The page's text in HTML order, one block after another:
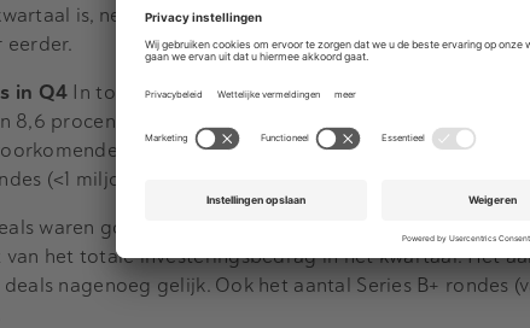
is, net als in het tweede en derde kwartaal,
eerder.
in Q4 In totaal werden er 88 deals geteld in Q4 2025:
8,6 procent meer dan in Q3 2025 (81 deals). Seed-
rondes met 24 deals, gevolgd door pre-
(<1 miljoen euro) steeg het meest, van 13 in Q3 naar
waren goed voor 38,1 procent van het aantal deals,
het totale investeringsbedrag in het kwartaal. Het
nagenoeg gelijk. Ook het aantal Series B+ rondes